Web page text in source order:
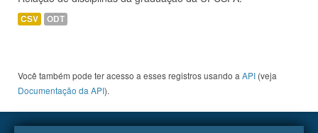
CSV ODT
Você também pode ter acesso a esses registros usando a API (veja
Documentação da API).